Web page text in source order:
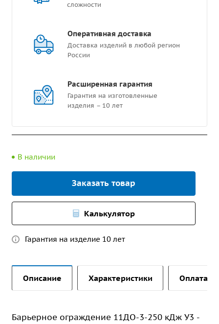
сложности
Оперативная доставка
Доставка изделий в любой регион
России
Расширенная гарантия
Гарантия на изготовленные
изделия – 10 лет
В наличии
Заказать товар
Калькулятор
Гарантия на изделие 10 лет
Описание Характеристики Оплата и
Барьерное ограждение 11ДО-3-250 кДж У3 -